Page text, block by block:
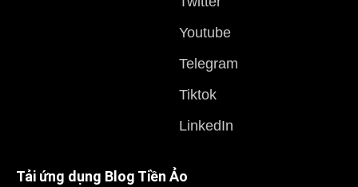
Youtube
Telegram
Tiktok
LinkedIn
Tải ứng dụng Blog Tiền Ảo